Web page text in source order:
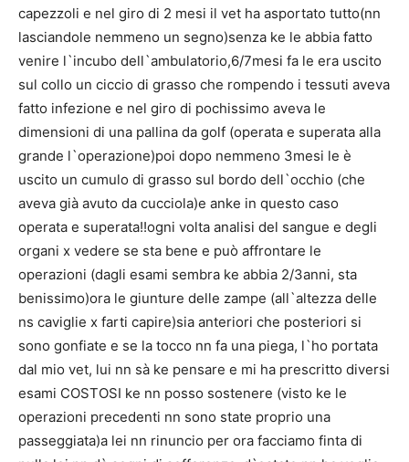
capezzoli e nel giro di 2 mesi il vet ha asportato tutto(nn
lasciandole nemmeno un segno)senza ke le abbia fatto
venire l`incubo dell`ambulatorio,6/7mesi fa le era uscito
sul collo un ciccio di grasso che rompendo i tessuti aveva
fatto infezione e nel giro di pochissimo aveva le
dimensioni di una pallina da golf (operata e superata alla
grande l`operazione)poi dopo nemmeno 3mesi le è
uscito un cumulo di grasso sul bordo dell`occhio (che
aveva già avuto da cucciola)e anke in questo caso
operata e superata!!ogni volta analisi del sangue e degli
organi x vedere se sta bene e può affrontare le
operazioni (dagli esami sembra ke abbia 2/3anni, sta
benissimo)ora le giunture delle zampe (all`altezza delle
ns caviglie x farti capire)sia anteriori che posteriori si
sono gonfiate e se la tocco nn fa una piega, l`ho portata
dal mio vet, lui nn sà ke pensare e mi ha prescritto diversi
esami COSTOSI ke nn posso sostenere (visto ke le
operazioni precedenti nn sono state proprio una
passeggiata)a lei nn rinuncio per ora facciamo finta di